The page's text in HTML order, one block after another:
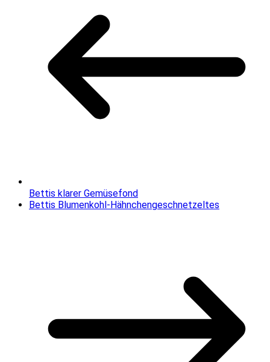
Bettis klarer Gemüsefond
Bettis Blumenkohl-Hähnchengeschnetzeltes